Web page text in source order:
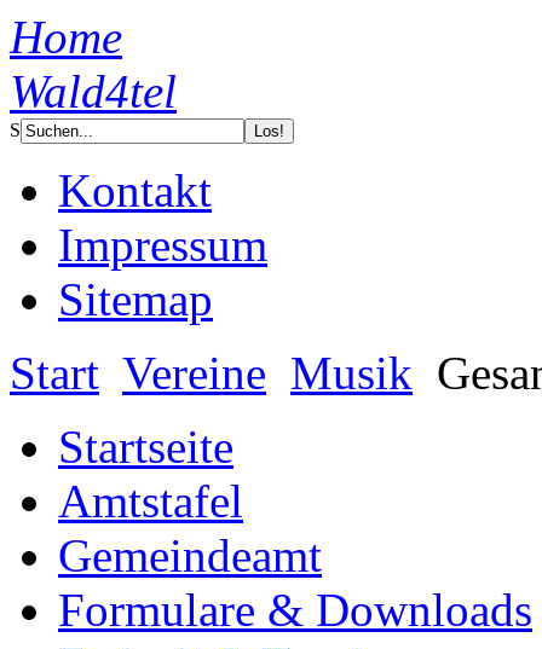
Home
Wald4tel
S
Kontakt
Impressum
Sitemap
Start Vereine Musik
Startseite
Amtstafel
Gemeindeamt
Formulare & Downloads